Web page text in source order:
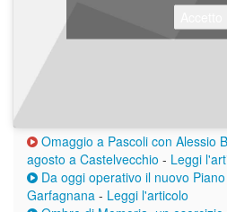
Omaggio a Pascoli con Alessio
agosto a Castelvecchio - Leggi
Da oggi operativo il nuovo
Garfagnana - Leggi l'articolo